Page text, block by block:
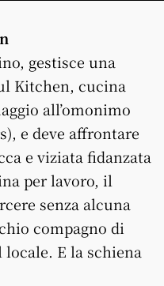
gestisce una
Kitchen, cucina
all’omonimo
e deve affrontare
e viziata fidanzata
per lavoro, il
senza alcuna
compagno di
E la schiena